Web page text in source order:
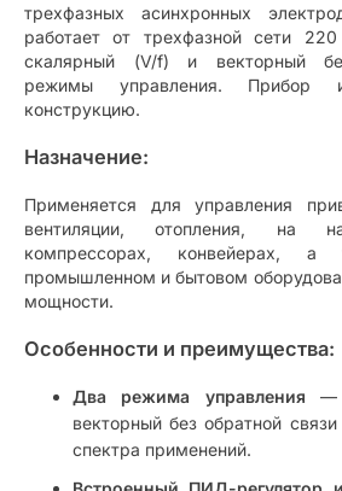
трехфазных асинхронных
работает от трехфазной сети
скалярный (V/f) и векторный
режимы управления. Прибор
конструкцию.
Назначение:
Применяется для управления
вентиляции, отопления, на
компрессорах, конвейерах,
промышленном и бытовом
мощности.
Особенности и преимущества:
Два режима управления —
векторный без обратной
спектра применений.